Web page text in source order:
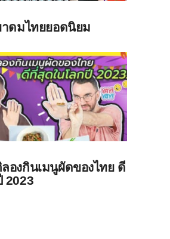
าดมไทยยอดนิยม
องกินเมนูผัดของไทย ดี
2023